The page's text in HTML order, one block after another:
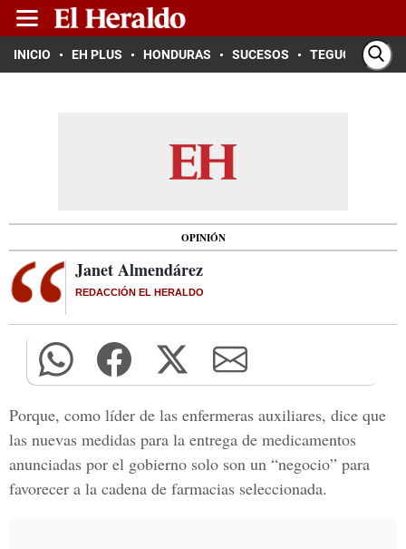
INICIO EH PLUS HONDURAS SUCESOS TEGUCIGALPA
OPINIÓN
Janet Almendárez
REDACCIÓN EL HERALDO
Porque, como líder de las enfermeras auxiliares, dice que
las nuevas medidas para la entrega de medicamentos
anunciadas por el gobierno solo son un “negocio” para
favorecer a la cadena de farmacias seleccionada.